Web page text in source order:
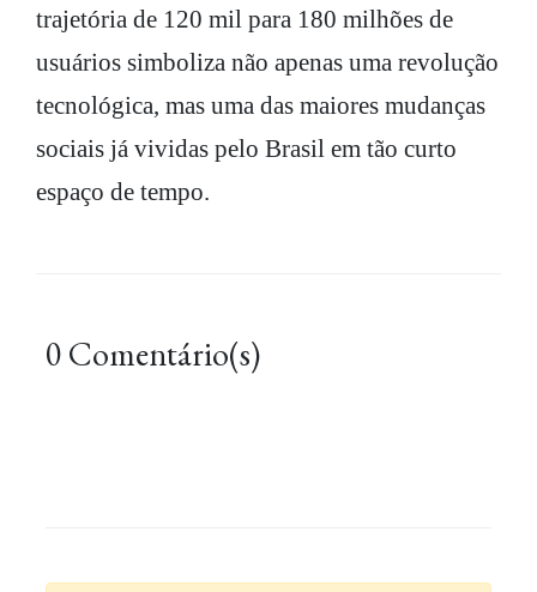
trajetória de 120 mil para 180 milhões de
usuários simboliza não apenas uma revolução
tecnológica, mas uma das maiores mudanças
sociais já vividas pelo Brasil em tão curto
espaço de tempo.
0 Comentário(s)